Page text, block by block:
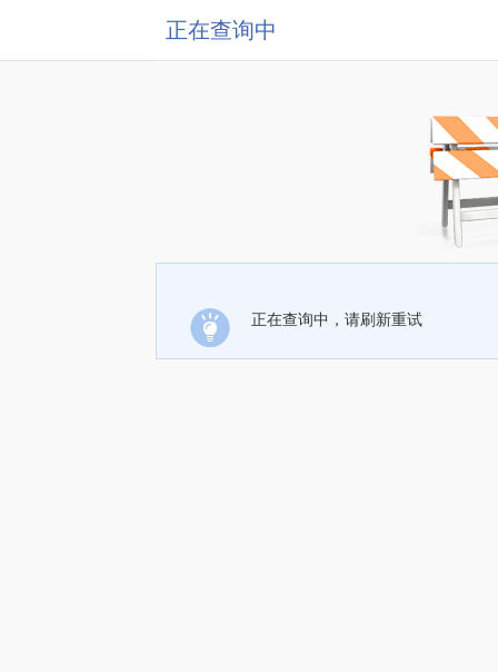
正在查询中
正在查询中，请刷新重试